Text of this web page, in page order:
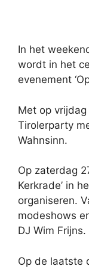
In het
wordt in het
evenement
Met op
Tirolerparty
Wahnsinn.
Op zaterdag
Kerkrade’ in
organiseren.
modeshows
DJ Wim Frijns.
Op de laatste